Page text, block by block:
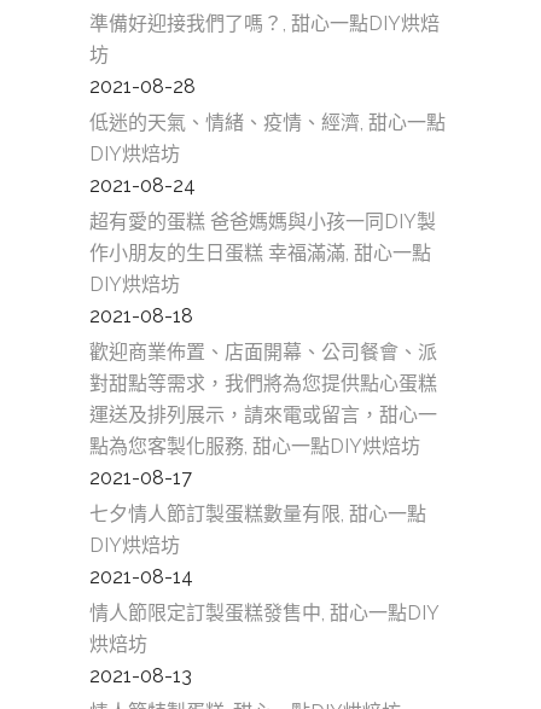
準備好迎接我們了嗎？, 甜心一點DIY烘焙
坊
2021-08-28
低迷的天氣、情緒、疫情、經濟, 甜心一點
DIY烘焙坊
2021-08-24
超有愛的蛋糕 爸爸媽媽與小孩一同DIY製
作小朋友的生日蛋糕 幸福滿滿, 甜心一點
DIY烘焙坊
2021-08-18
歡迎商業佈置、店面開幕、公司餐會、派
對甜點等需求，我們將為您提供點心蛋糕
運送及排列展示，請來電或留言，甜心一
點為您客製化服務, 甜心一點DIY烘焙坊
2021-08-17
七夕情人節訂製蛋糕數量有限, 甜心一點
DIY烘焙坊
2021-08-14
情人節限定訂製蛋糕發售中, 甜心一點DIY
烘焙坊
2021-08-13